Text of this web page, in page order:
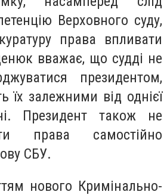
Верховного суду,
права впливати
вважає, що судді не
президентом,
їх залежними від однієї
Президент також не
права самостійно
СБУ.
нового Кримінально-